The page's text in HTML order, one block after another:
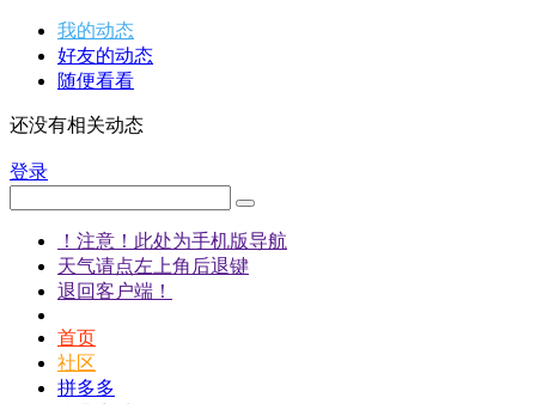
我的动态
好友的动态
随便看看
还没有相关动态
登录
！注意！此处为手机版导航
天气请点左上角后退键
退回客户端！
首页
社区
拼多多